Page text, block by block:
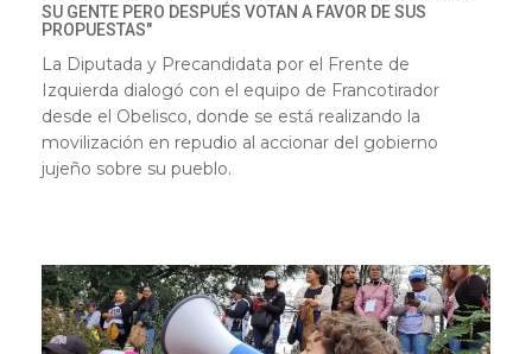
SU GENTE PERO DESPUÉS VOTAN A FAVOR DE SUS
PROPUESTAS"
La Diputada y Precandidata por el Frente de
Izquierda dialogó con el equipo de Francotirador
desde el Obelisco, donde se está realizando la
movilización en repudio al accionar del gobierno
jujeño sobre su pueblo.